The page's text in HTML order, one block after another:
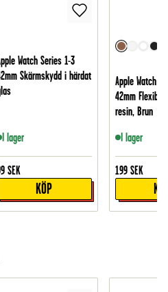
Watch Series 1-3
Skärmskydd i härdat
I lager
SEK
KÖP
Apple Watch
42mm
resin, Brun
I lager
199 SEK